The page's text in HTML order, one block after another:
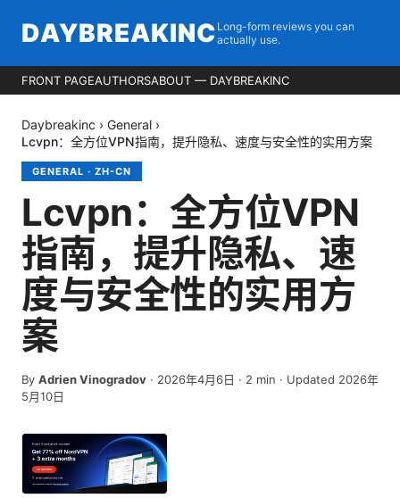
DAYBREAKINC Long-form reviews you can
actually use.
FRONT PAGEAUTHORSABOUT — DAYBREAKINC
Daybreakinc › General ›
Lcvpn：全方位VPN指南，提升隐私、速度与安全性的实用方案
GENERAL · ZH-CN
Lcvpn：全方位VPN
指南，提升隐私、速
度与安全性的实用方
案
By Adrien Vinogradov · 2026年4月6日 · 2 min · Updated 2026年
5月10日